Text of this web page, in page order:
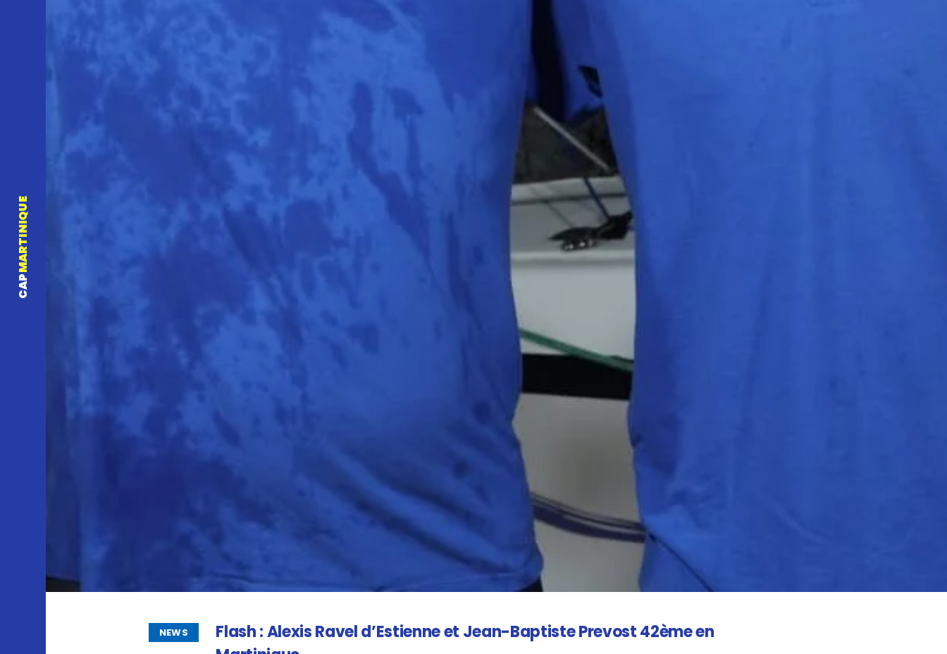
CAP
MARTINIQUE
NEWS
Flash : Alexis Ravel d’Estienne et Jean-Baptiste Prevost 42ème en